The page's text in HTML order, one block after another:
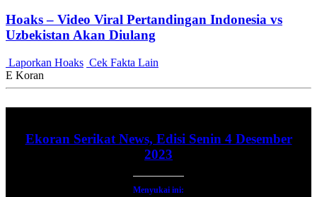
Hoaks – Video Viral Pertandingan Indonesia vs
Uzbekistan Akan Diulang
Laporkan Hoaks Cek Fakta Lain
E Koran
Ekoran Serikat News, Edisi Senin 4 Desember
2023
Menyukai ini: